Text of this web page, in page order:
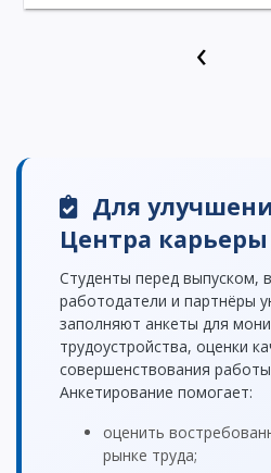
‹
Для
Центра карьеры
Студенты перед выпуском,
работодатели и партнёры
заполняют анкеты для
трудоустройства, оценки
совершенствования
Анкетирование помогает:
оценить
рынке труда;